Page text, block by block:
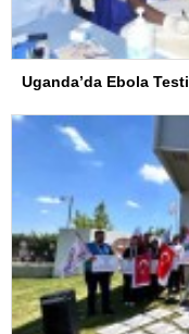
Uganda’da Ebola